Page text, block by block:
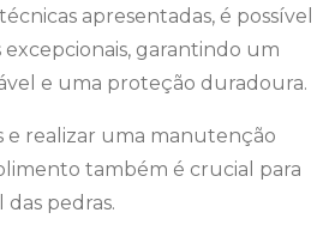
apresentadas, é possível
garantindo um
e uma proteção duradoura.
e realizar uma manutenção
também é crucial para
pedras.